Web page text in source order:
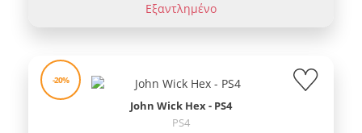
Εξαντλημένο
-20%
John Wick Hex - PS4
PS4